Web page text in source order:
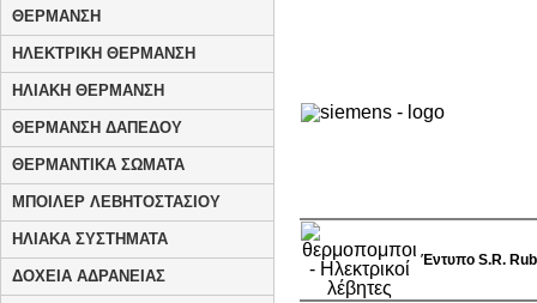
Έντυπο S.R.
ΘΕΡΜΑΝΣΗ
ΗΛΕΚΤΡΙΚΗ ΘΕΡΜΑΝΣΗ
ΗΛΙΑΚΗ ΘΕΡΜΑΝΣΗ
ΘΕΡΜΑΝΣΗ ΔΑΠΕΔΟΥ
ΘΕΡΜΑΝΤΙΚΑ ΣΩΜΑΤΑ
ΜΠΟΙΛΕΡ ΛΕΒΗΤΟΣΤΑΣΙΟΥ
ΗΛΙΑΚΑ ΣΥΣΤΗΜΑΤΑ
ΔΟΧΕΙΑ ΑΔΡΑΝΕΙΑΣ